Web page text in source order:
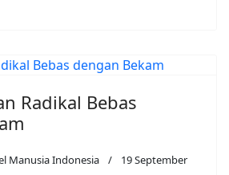
Radikal Bebas
Manusia Indonesia
19 September